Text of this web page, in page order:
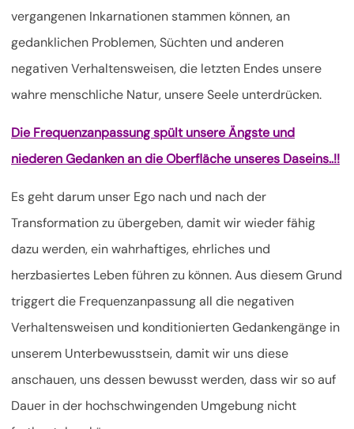
vergangenen Inkarnationen stammen können, an
gedanklichen Problemen, Süchten und anderen
negativen Verhaltensweisen, die letzten Endes unsere
wahre menschliche Natur, unsere Seele unterdrücken.
Die Frequenzanpassung spült unsere Ängste und
niederen Gedanken an die Oberfläche unseres Daseins..!!
Es geht darum unser Ego nach und nach der
Transformation zu übergeben, damit wir wieder fähig
dazu werden, ein wahrhaftiges, ehrliches und
herzbasiertes Leben führen zu können. Aus diesem Grund
triggert die Frequenzanpassung all die negativen
Verhaltensweisen und konditionierten Gedankengänge in
unserem Unterbewusstsein, damit wir uns diese
anschauen, uns dessen bewusst werden, dass wir so auf
Dauer in der hochschwingenden Umgebung nicht